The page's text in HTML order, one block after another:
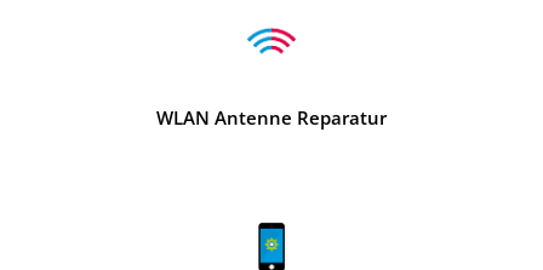
WLAN Antenne Reparatur